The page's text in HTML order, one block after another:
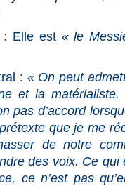
: Elle est « le
: « On peut
et la matérialiste.
pas d’accord
que je me
de notre
des voix. Ce
ce n’est pas